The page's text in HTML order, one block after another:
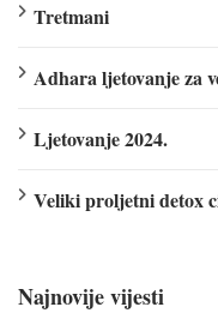
Tretmani
Adhara ljetovanje za
Ljetovanje 2024.
Veliki proljetni detox
Najnovije vijesti